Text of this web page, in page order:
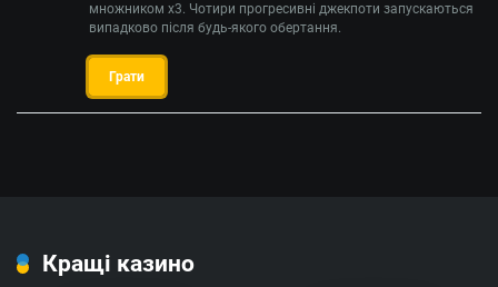
множником x3. Чотири прогресивні джекпоти запускаються
випадково після будь-якого обертання.
Грати
Кращі казино